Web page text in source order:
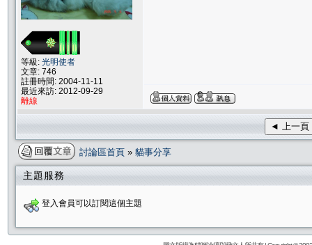
等級: 光明使者
文章: 746
註冊時間: 2004-11-11
最近來訪: 2012-09-29
離線
◄ 上一頁
討論區首頁 » 貓事分享
主題服務
登入會員可以訂閱這個主題